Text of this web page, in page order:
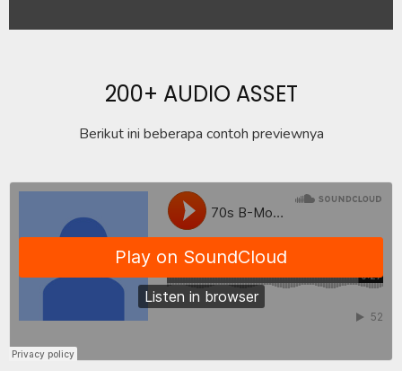
200+ AUDIO ASSET
Berikut ini beberapa contoh previewnya